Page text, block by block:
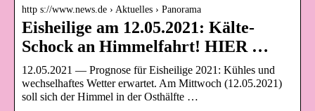
http s://www.news.de › Aktuelles › Panorama
Eisheilige am 12.05.2021: Kälte-
Schock an Himmelfahrt! HIER …
12.05.2021 — Prognose für Eisheilige 2021: Kühles und
wechselhaftes Wetter erwartet. Am Mittwoch (12.05.2021)
soll sich der Himmel in der Osthälfte …